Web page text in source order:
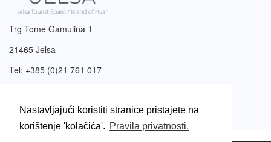
Nastavljajući koristiti stranice pristajete na
korištenje 'kolačića'. Pravila privatnosti.
Trg Tome Gamulina 1
21465 Jelsa
Tel: +385 (0)21 761 017